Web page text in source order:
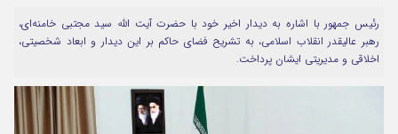
رئیس جمهور با اشاره به دیدار اخیر خود با حضرت آیت الله سید مجتبی خامنه‌ای،
رهبر عالیقدر انقلاب اسلامی، به تشریح فضای حاکم بر این دیدار و ابعاد شخصیتی،
اخلاقی و مدیریتی ایشان پرداخت.